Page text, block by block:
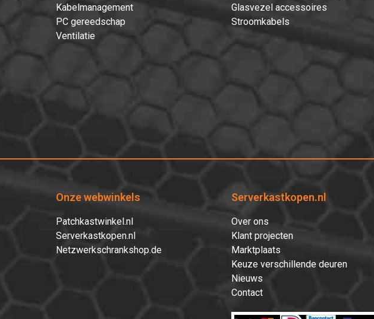
Kabelmanagement
PC gereedschap
Ventilatie
Glasvezel accessoires
Stroomkabels
Onze webwinkels
Patchkastwinkel.nl
Serverkastkopen.nl
Netzwerkschrankshop.de
Serverkastkopen.nl
Over ons
Klant projecten
Marktplaats
Keuze verschillende deuren
Nieuws
Contact